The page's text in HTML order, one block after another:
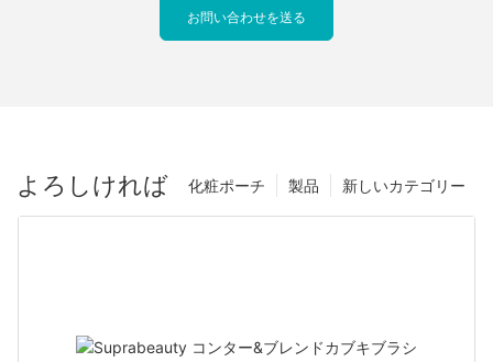
お問い合わせを送る
よろしければ 新しいカテゴリー
製品
化粧ポーチ